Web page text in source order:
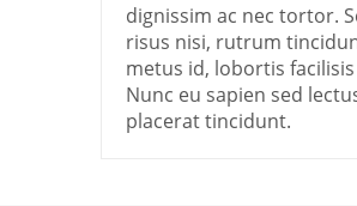
dignissim ac nec tortor.
risus nisi, rutrum
metus id, lobortis
Nunc eu sapien sed
placerat tincidunt.